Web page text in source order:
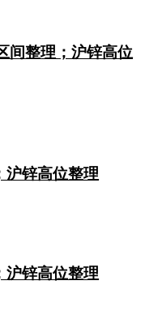
间整理；沪锌高位
沪锌高位整理
沪锌高位整理